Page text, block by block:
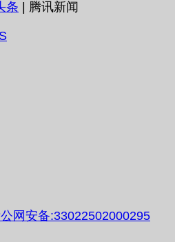
条 | 腾讯新闻
网安备:33022502000295